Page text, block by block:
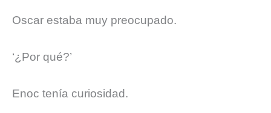
Oscar estaba muy preocupado.
‘¿Por qué?’
Enoc tenía curiosidad.